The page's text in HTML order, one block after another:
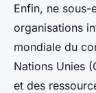
Enfin, ne sous-
organisations
mondiale du
Nations Unies
et des